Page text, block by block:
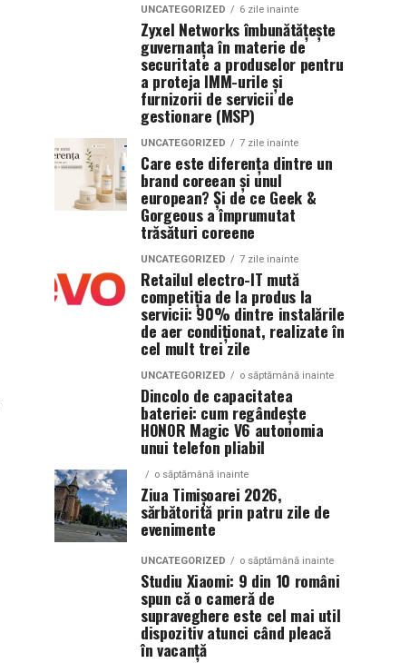
UNCATEGORIZED 6 zile inainte
Zyxel Networks îmbunătățește
guvernanța în materie de
securitate a produselor pentru
a proteja IMM-urile și
furnizorii de servicii de
gestionare (MSP)
UNCATEGORIZED 7 zile inainte
Care este diferența dintre un
brand coreean și unul
european? Și de ce Geek &
Gorgeous a împrumutat
trăsături coreene
UNCATEGORIZED 7 zile inainte
Retailul electro-IT mută
competiția de la produs la
servicii: 90% dintre instalările
de aer condiționat, realizate în
cel mult trei zile
UNCATEGORIZED o săptămână inainte
Dincolo de capacitatea
bateriei: cum regândește
HONOR Magic V6 autonomia
unui telefon pliabil
o săptămână inainte
Ziua Timișoarei 2026,
sărbătorită prin patru zile de
evenimente
UNCATEGORIZED o săptămână inainte
Studiu Xiaomi: 9 din 10 români
spun că o cameră de
supraveghere este cel mai util
dispozitiv atunci când pleacă
în vacanță